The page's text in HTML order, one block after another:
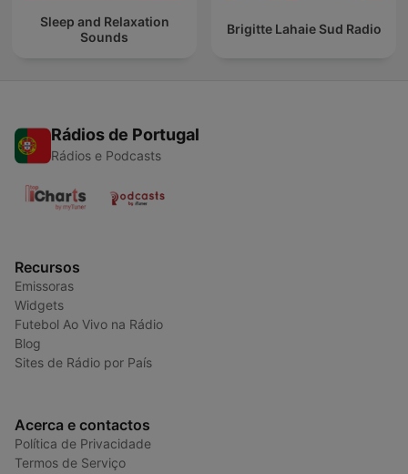
Sleep and Relaxation
Sounds
Brigitte Lahaie Sud Radio
Rádios de Portugal
Rádios e Podcasts
Recursos
Emissoras
Widgets
Futebol Ao Vivo na Rádio
Blog
Sites de Rádio por País
Acerca e contactos
Política de Privacidade
Termos de Serviço